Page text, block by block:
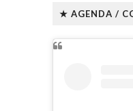
★ AGENDA /